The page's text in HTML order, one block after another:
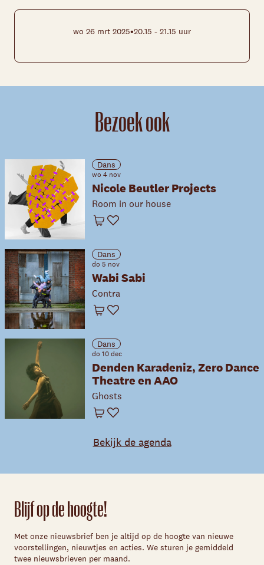
wo 26 mrt 2025•20.15 - 21.15 uur
Bezoek ook
Dans
wo 4 nov
Nicole Beutler Projects
Room in our house
Winkelwagen
Favoriet
Dans
do 5 nov
Wabi Sabi
Contra
Winkelwagen
Favoriet
Dans
do 10 dec
Denden Karadeniz, Zero Dance
Theatre en AAO
Ghosts
Winkelwagen
Favoriet
Bekijk de agenda
Blijf op de hoogte!
Met onze nieuwsbrief ben je altijd op de hoogte van nieuwe
voorstellingen, nieuwtjes en acties. We sturen je gemiddeld
twee nieuwsbrieven per maand.